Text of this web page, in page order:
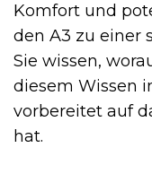
Komfort und
den A3 zu einer
Sie wissen,
diesem Wissen
vorbereitet auf
hat.